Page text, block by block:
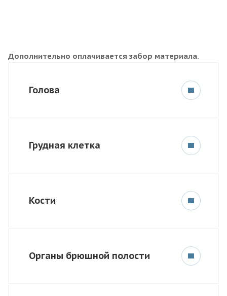
Дополнительно оплачивается забор материала.
Голова
Грудная клетка
Кости
Органы брюшной полости